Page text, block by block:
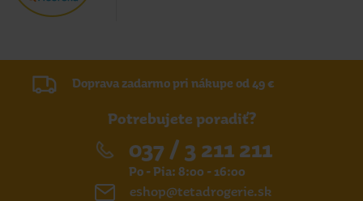
Doprava zadarmo pri nákupe od 49 €
Potrebujete poradiť?
037 / 3 211 211
Po - Pia: 8:00 - 16:00
eshop@tetadrogerie.sk